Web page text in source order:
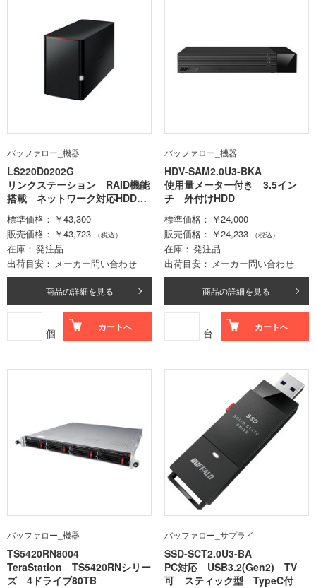
バッファロー_機器
LS220D0202G
リンクステーション RAID機能
搭載 ネットワーク対応HDD
2TB
標準価格
￥43,300
販売価格
￥43,723 （税込）
在庫
発注品
出荷目安
メーカー問い合わせ
商品の詳細を見る
個 カートへ
バッファロー_機器
HDV-SAM2.0U3-BKA
使用量メーター付き 3.5イン
チ 外付けHDD
標準価格
￥24,000
販売価格
￥24,233 （税込）
在庫
発注品
出荷目安
メーカー問い合わせ
商品の詳細を見る
台 カートへ
バッファロー_機器
TS5420RN8004
TeraStation TS5420RNシリー
ズ 4ドライブ80TB
バッファロー_サプライ
SSD-SCT2.0U3-BA
PC対応 USB3.2(Gen2) TV
可 スティック型 TypeC付